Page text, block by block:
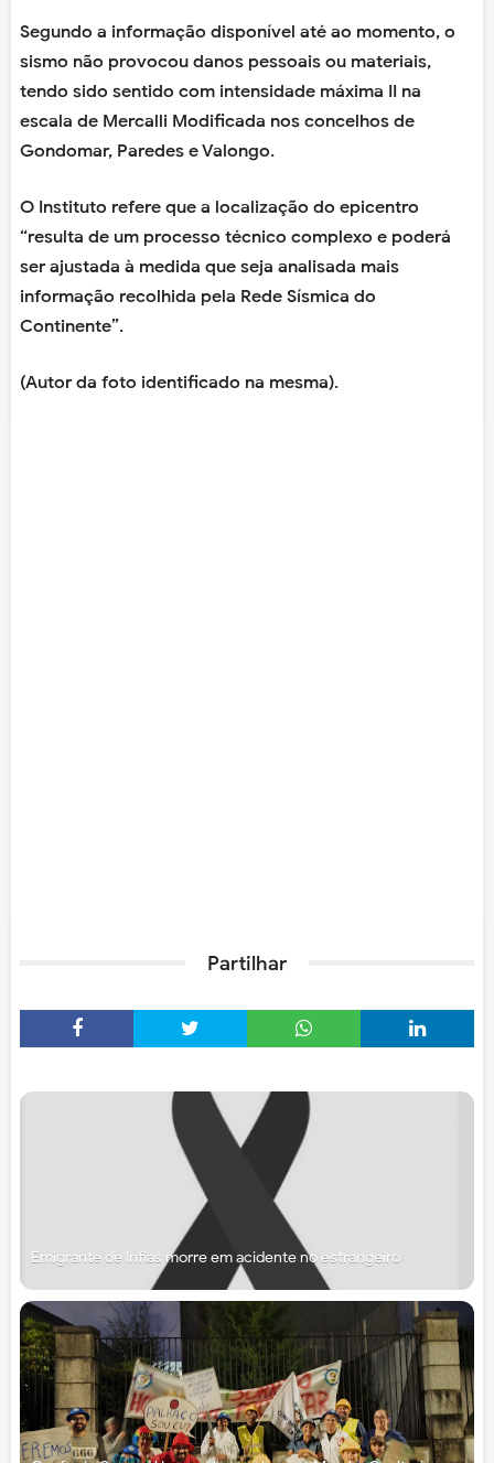
Segundo a informação disponível até ao momento, o
sismo não provocou danos pessoais ou materiais,
tendo sido sentido com intensidade máxima II na
escala de Mercalli Modificada nos concelhos de
Gondomar, Paredes e Valongo.
O Instituto refere que a localização do epicentro
“resulta de um processo técnico complexo e poderá
ser ajustada à medida que seja analisada mais
informação recolhida pela Rede Sísmica do
Continente”.
(Autor da foto identificado na mesma).
Partilhar
Emigrante de Infias morre em acidente no estrangeiro